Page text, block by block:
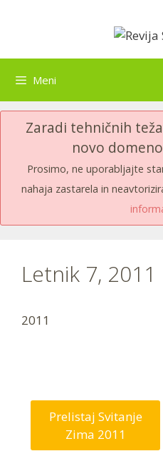
Meni
Zaradi tehničnih
novo domeno
Prosimo, ne uporabljajte
nahaja zastarela in
Letnik 7, 2011
2011
Prelistaj Svitanje
Zima 2011